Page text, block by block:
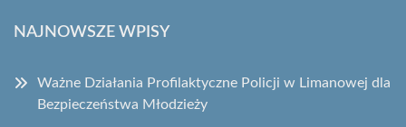
NAJNOWSZE WPISY
Ważne Działania Profilaktyczne Policji w Limanowej dla
Bezpieczeństwa Młodzieży